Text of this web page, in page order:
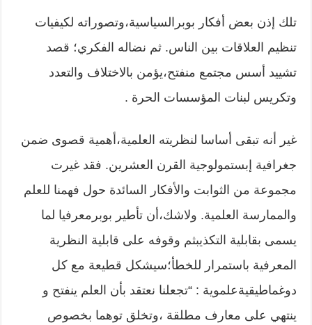
تلك إذن بعض أفكار بوبرالسياسية،وتصوراته لكيفيات
تنظيم العلاقات بين الناس. ثم نضاله الفكري؛ قصد
تشييد أسس مجتمع منفتح،يؤمن بالاختلاف والتعدد
وتكريس لبنات المؤسسات الحرة .
غير أنه تبقى أساسا لنظريته العلمية،أهمية قصوى ضمن
جغرافية إبستمولوجية القرن العشرين. فقد غيرت
مجموعة من الثوابت والأفكار السائدة حول فهمنا للعلم
والممارسة العلمية. ولاشك،أن تأطير بوبرمعرفيا لما
يسمى بقابلية التكذيبثم وقوفه على قابلية النظرية
المعرفية باستمرار للخطأ؛سيشكل قطيعة مع كل
دوغماطيقيةعلموية : “تجعلنا نعتقد بأن العلم ينفتح و
ينتهي على معارف مطلقة ،وتخلق توهما بخصوص